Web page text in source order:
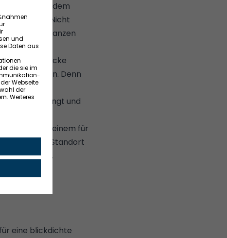
früher vor dem
Jahr. Nicht
als junge Pflanzen
dass eure Hecke
verzichten. Denn
düngt und
Pflanze an einem für
den Standort
entscheidet.
eine blickdichte